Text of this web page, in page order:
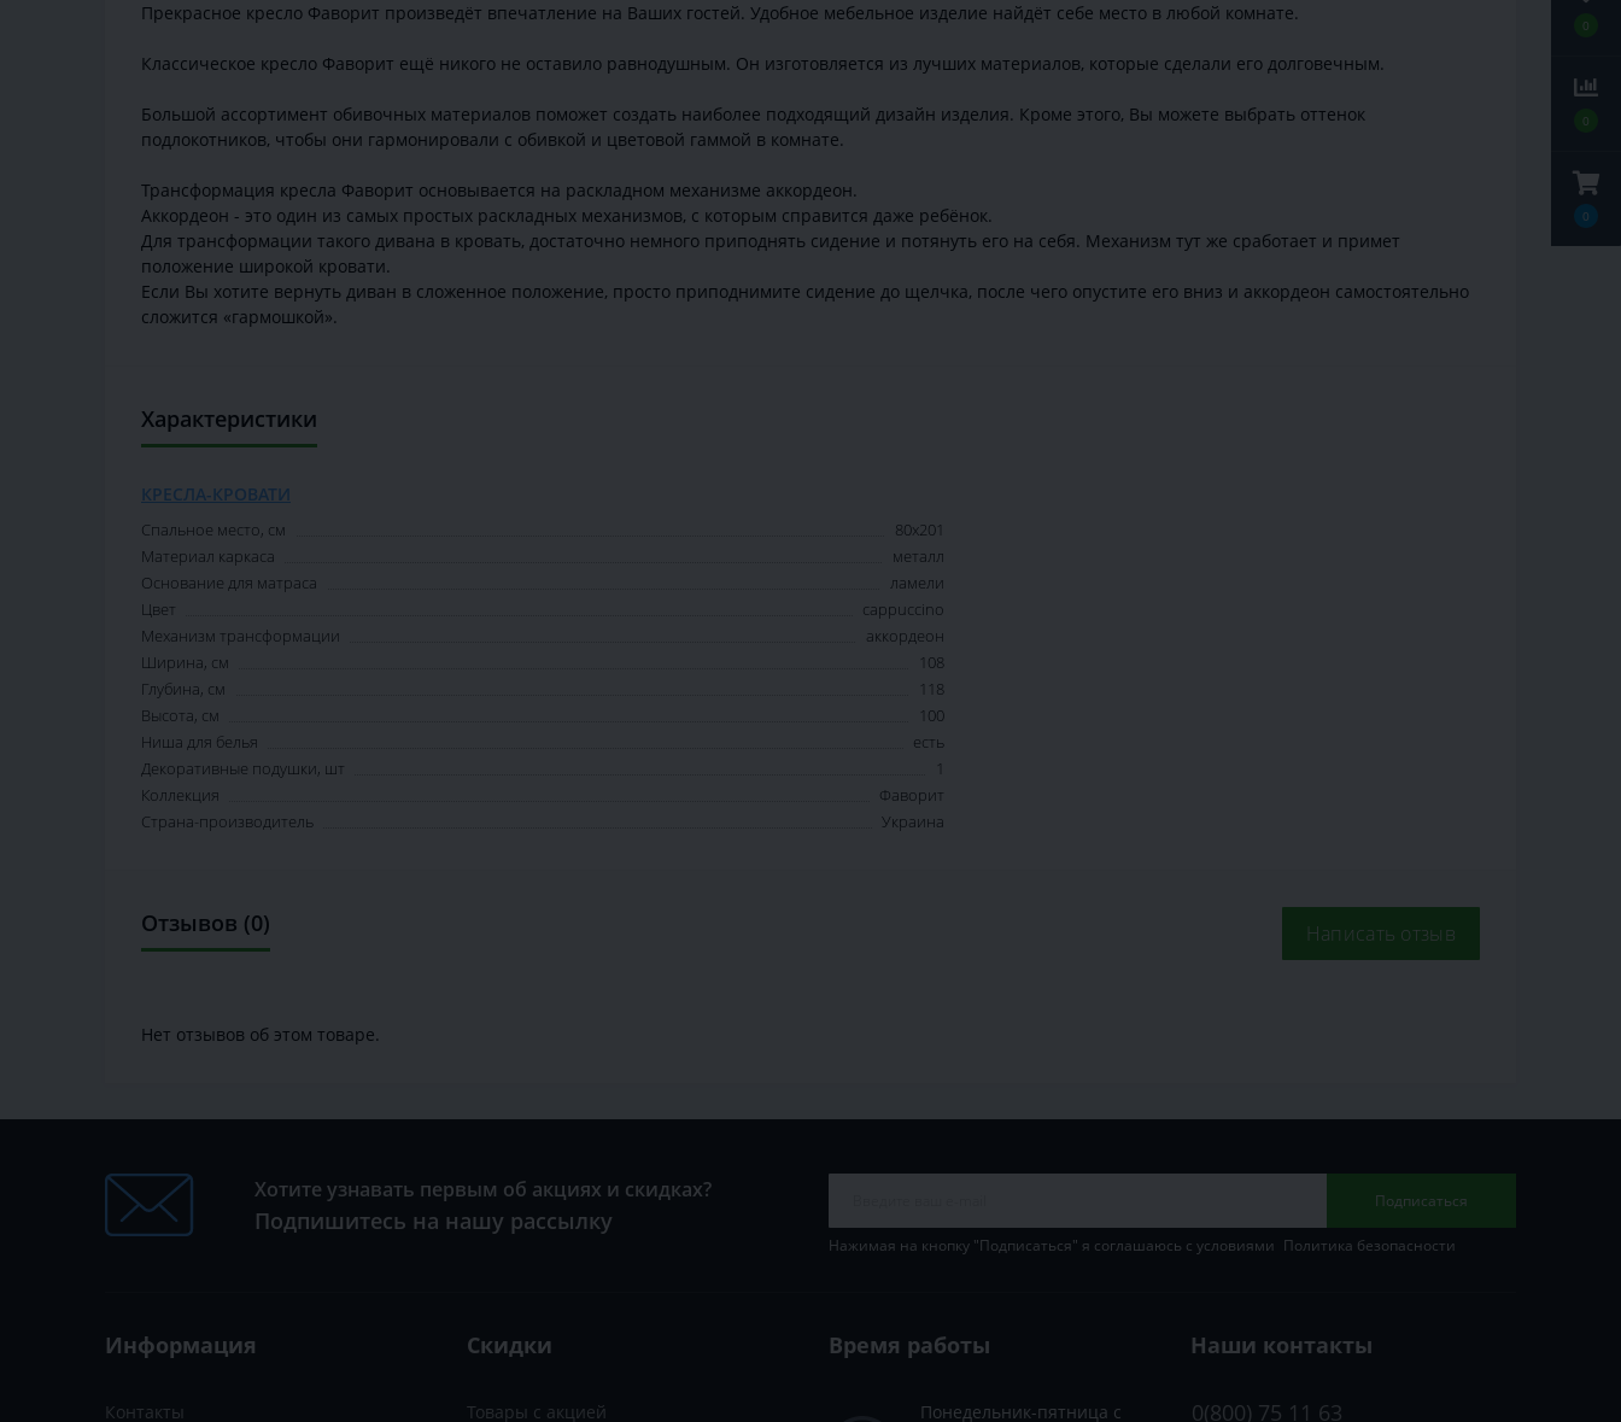
0
0
0
Прекрасное кресло Фаворит произведёт впечатление на Ваших гостей. Удобное мебельное изделие найдёт себе место в любой комнате.
Классическое кресло Фаворит ещё никого не оставило равнодушным. Он изготовляется из лучших материалов, которые сделали его долговечным.
Большой ассортимент обивочных материалов поможет создать наиболее подходящий дизайн изделия. Кроме этого, Вы можете выбрать оттенок
подлокотников, чтобы они гармонировали с обивкой и цветовой гаммой в комнате.
Трансформация кресла Фаворит основывается на раскладном механизме аккордеон.
Аккордеон - это один из самых простых раскладных механизмов, с которым справится даже ребёнок.
Для трансформации такого дивана в кровать, достаточно немного приподнять сидение и потянуть его на себя. Механизм тут же сработает и примет
положение широкой кровати.
Если Вы хотите вернуть диван в сложенное положение, просто приподнимите сидение до щелчка, после чего опустите его вниз и аккордеон самостоятельно
сложится «гармошкой».
Характеристики
КРЕСЛА-КРОВАТИ
Спальное место, см
80х201
Материал каркаса
металл
Основание для матраса
ламели
Цвет
cappuccino
Механизм трансформации
аккордеон
Ширина, см
108
Глубина, см
118
Высота, см
100
Ниша для белья
есть
Декоративные подушки, шт
1
Коллекция
Фаворит
Страна-производитель
Украина
Отзывов (0) Написать отзыв
Нет отзывов об этом товаре.
Хотите узнавать первым об акциях и скидках?
Подпишитесь на нашу рассылку
Подписаться
Нажимая на кнопку "Подписаться" я соглашаюсь с условиями Политика безопасности
Информация
Контакты
Скидки
Товары с акцией
Время работы
Понедельник-пятница с
Наши контакты
0(800) 75 11 63